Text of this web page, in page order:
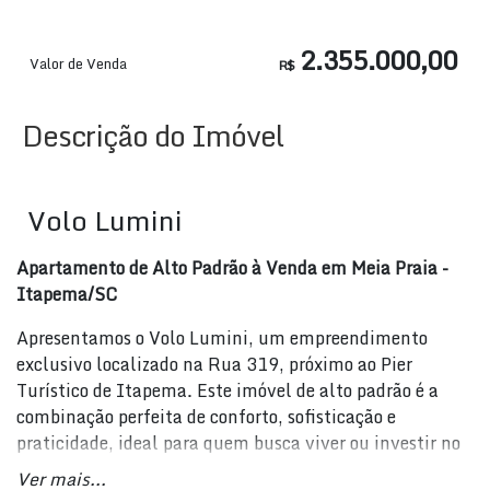
R$2.355.000,00
Valor de Venda
Descrição do Imóvel
Volo Lumini
Apartamento de Alto Padrão à Venda em Meia Praia -
Itapema/SC
Apresentamos o Volo Lumini, um empreendimento
exclusivo localizado na Rua 319, próximo ao Pier
Turístico de Itapema. Este imóvel de alto padrão é a
combinação perfeita de conforto, sofisticação e
praticidade, ideal para quem busca viver ou investir no
litoral catarinense.
Ver mais...